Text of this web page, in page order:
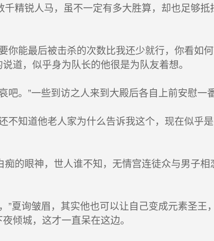
精锐人马，虽不一定有多大胜算，却也足够
能最后被击杀的次数比我还少就行，你看如
道，似乎身为队长的他很是为队友着想。
。”一些到访之人来到大殿后各自上前安慰一
知道他老人家为什么告诉我这个，现在似乎
的眼神，世人谁不知，无情宫连徒众与男子
夏询皱眉，其实他也可以让自己变成元素圣王
倾城，这才一直呆在这边。